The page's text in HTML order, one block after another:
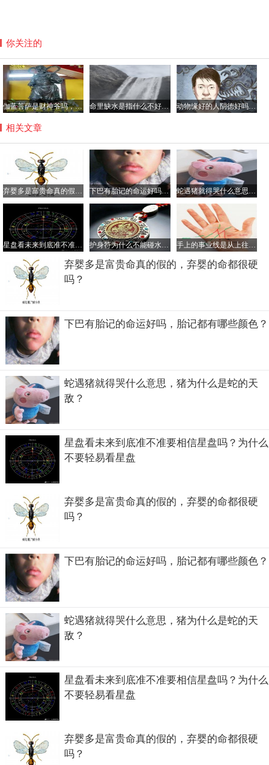
所谓的认主人其实就是水晶戴的时间久了，跟人体的磁场产
生了一定的契合度，如果再有新人来佩戴可能需要一段磨合
期。
网上也有网友爆过水晶可以认主人，有人说遇到合适的水
晶，会有麻麻酥酥的感觉，甚至有夸张的说水晶本身会产生
强烈的感应跟震动，说的人不少，很多人说这就是有灵性的
考据了。
你关注的
伽蓝菩萨是财神爷吗，平时如何供奉伽蓝菩萨？ 命里缺水是指什么不好具体哪方面？命中缺水的人如何化解 动物缘好的人阴德好吗，阴德厚重的面相是怎样的？
相关文章
弃婴多是富贵命真的假的，弃婴的命都很硬吗？ 下巴有胎记的命运好吗，胎记都有哪些颜色？ 蛇遇猪就得哭什么意思，猪为什么是蛇的天敌？
星盘看未来到底准不准要相信星盘吗？为什么不要轻易看星盘 护身符为什么不能碰水，护身符是道教法器还是佛教的？ 手上的事业线是从上往下看么，事业线交叉混乱说明什么？
弃婴多是富贵命真的假的，弃婴的命都很硬
吗？
下巴有胎记的命运好吗，胎记都有哪些颜色？
蛇遇猪就得哭什么意思，猪为什么是蛇的天
敌？
星盘看未来到底准不准要相信星盘吗？为什么
不要轻易看星盘
弃婴多是富贵命真的假的，弃婴的命都很硬
吗？
下巴有胎记的命运好吗，胎记都有哪些颜色？
蛇遇猪就得哭什么意思，猪为什么是蛇的天
敌？
星盘看未来到底准不准要相信星盘吗？为什么
不要轻易看星盘
弃婴多是富贵命真的假的，弃婴的命都很硬
吗？